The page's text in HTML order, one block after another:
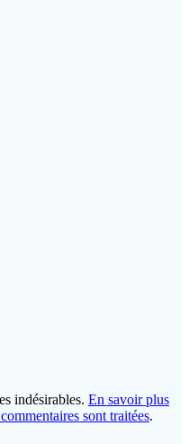
indésirables. En savoir plus
sont traitées.